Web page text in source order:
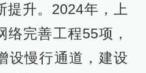
提升。2024年，上
完善工程55项，
设慢行通道，建设